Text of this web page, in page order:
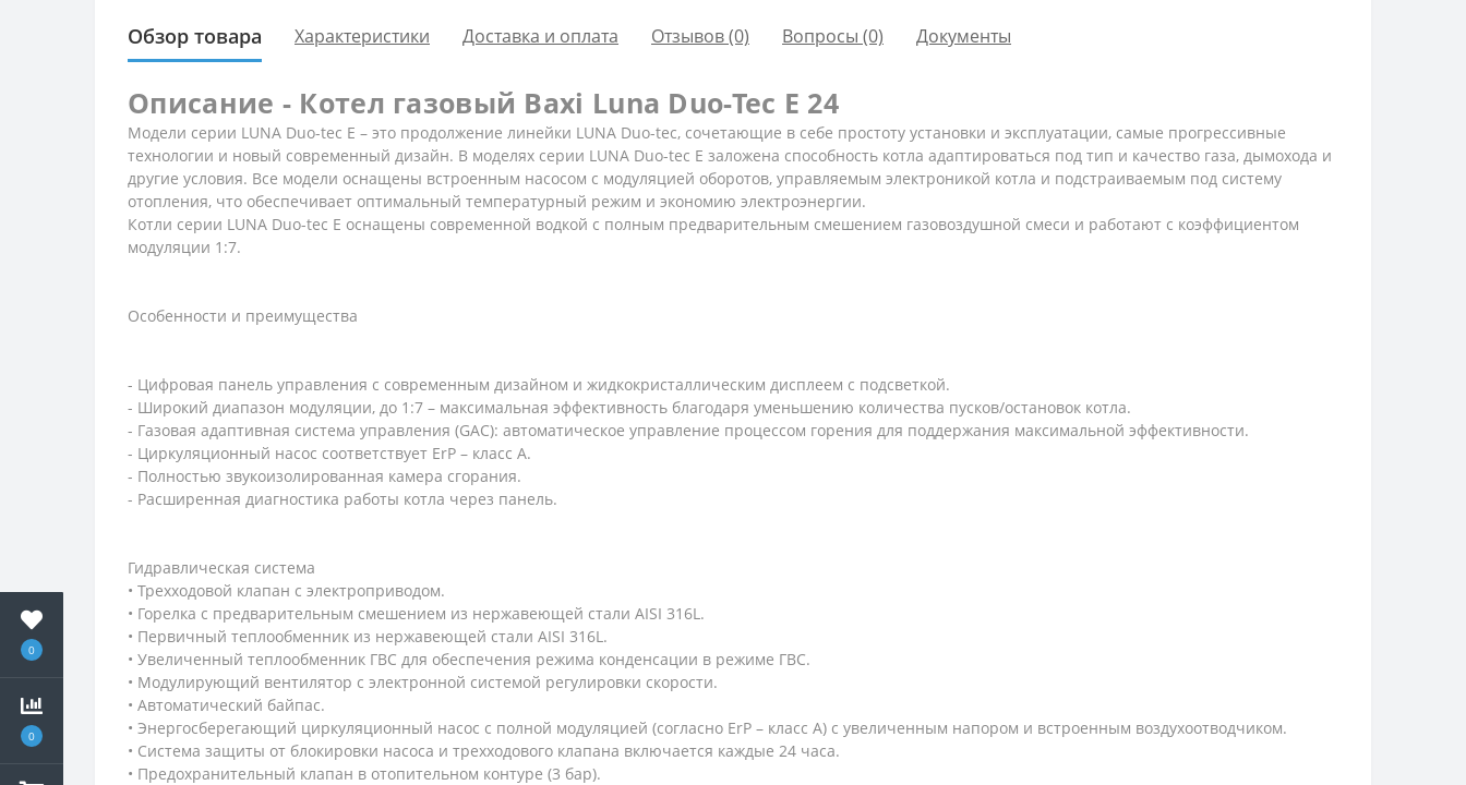
0
0
Обзор товара Характеристики Доставка и оплата Отзывов (0) Вопросы (0) Документы
Описание - Котел газовый Baxi Luna Duo-Tec E 24
Модели серии LUNA Duo-tec E – это продолжение линейки LUNA Duo-tec, сочетающие в себе простоту установки и эксплуатации, самые прогрессивные
технологии и новый современный дизайн. В моделях серии LUNA Duo-tec E заложена способность котла адаптироваться под тип и качество газа, дымохода и
другие условия. Все модели оснащены встроенным насосом с модуляцией оборотов, управляемым электроникой котла и подстраиваемым под систему
отопления, что обеспечивает оптимальный температурный режим и экономию электроэнергии.
Котли серии LUNA Duo-tec E оснащены современной водкой с полным предварительным смешением газовоздушной смеси и работают с коэффициентом
модуляции 1:7.
Особенности и преимущества
- Цифровая панель управления с современным дизайном и жидкокристаллическим дисплеем с подсветкой.
- Широкий диапазон модуляции, до 1:7 – максимальная эффективность благодаря уменьшению количества пусков/остановок котла.
- Газовая адаптивная система управления (GAC): автоматическое управление процессом горения для поддержания максимальной эффективности.
- Циркуляционный насос соответствует ErP – класс А.
- Полностью звукоизолированная камера сгорания.
- Расширенная диагностика работы котла через панель.
Гидравлическая система
• Трехходовой клапан с электроприводом.
• Горелка с предварительным смешением из нержавеющей стали AISI 316L.
• Первичный теплообменник из нержавеющей стали AISI 316L.
• Увеличенный теплообменник ГВС для обеспечения режима конденсации в режиме ГВС.
• Модулирующий вентилятор с электронной системой регулировки скорости.
• Автоматический байпас.
• Энергосберегающий циркуляционный насос с полной модуляцией (согласно ErP – класс A) с увеличенным напором и встроенным воздухоотводчиком.
• Система защиты от блокировки насоса и трехходового клапана включается каждые 24 часа.
• Предохранительный клапан в отопительном контуре (3 бар).